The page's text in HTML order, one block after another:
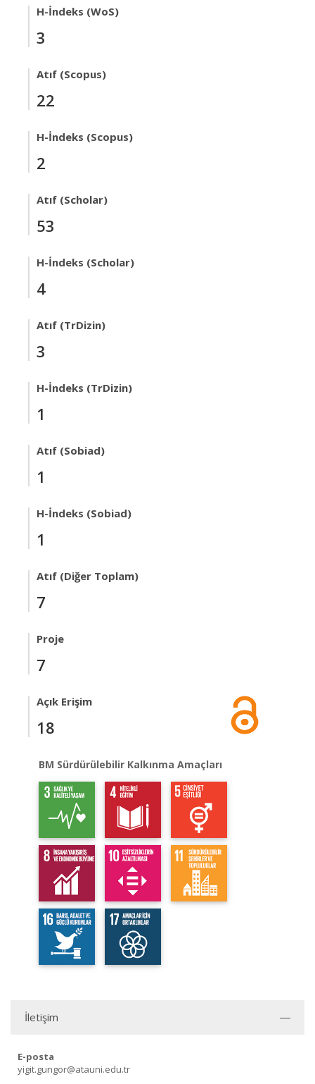
H-İndeks (WoS)
3
Atıf (Scopus)
22
H-İndeks (Scopus)
2
Atıf (Scholar)
53
H-İndeks (Scholar)
4
Atıf (TrDizin)
3
H-İndeks (TrDizin)
1
Atıf (Sobiad)
1
H-İndeks (Sobiad)
1
Atıf (Diğer Toplam)
7
Proje
7
Açık Erişim
18
BM Sürdürülebilir Kalkınma Amaçları
İletişim
E-posta
yigit.gungor@atauni.edu.tr